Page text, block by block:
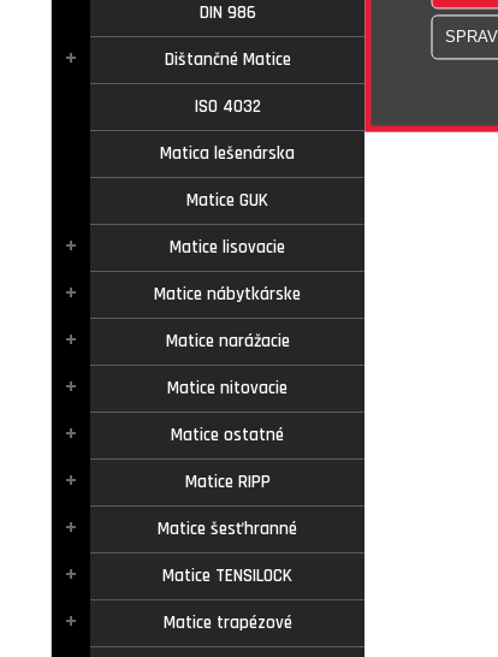
DIN 986
Dištančné Matice
ISO 4032
Matica lešenárska
Matice GUK
Matice lisovacie
Matice nábytkárske
Matice narážacie
Matice nitovacie
Matice ostatné
Matice RIPP
Matice šesťhranné
Matice TENSILOCK
Matice trapézové